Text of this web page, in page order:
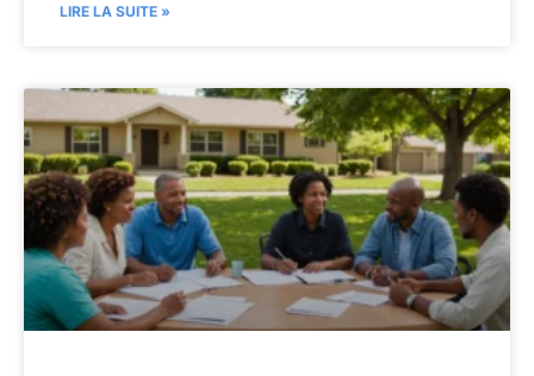
LIRE LA SUITE »